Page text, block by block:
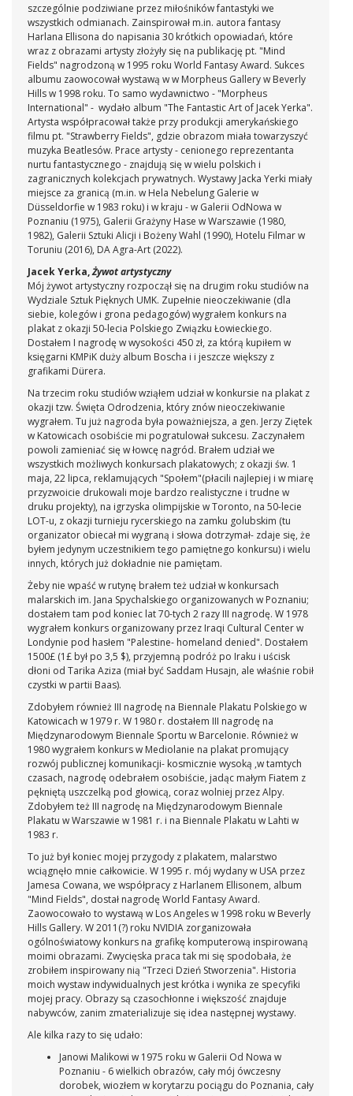
szczególnie podziwiane przez miłośników fantastyki we
wszystkich odmianach. Zainspirował m.in. autora fantasy
Harlana Ellisona do napisania 30 krótkich opowiadań, które
wraz z obrazami artysty złożyły się na publikację pt. "Mind
Fields" nagrodzoną w 1995 roku World Fantasy Award. Sukces
albumu zaowocował wystawą w w Morpheus Gallery w Beverly
Hills w 1998 roku. To samo wydawnictwo - "Morpheus
International" - wydało album "The Fantastic Art of Jacek Yerka".
Artysta współpracował także przy produkcji amerykańskiego
filmu pt. "Strawberry Fields", gdzie obrazom miała towarzyszyć
muzyka Beatlesów. Prace artysty - cenionego reprezentanta
nurtu fantastycznego - znajdują się w wielu polskich i
zagranicznych kolekcjach prywatnych. Wystawy Jacka Yerki miały
miejsce za granicą (m.in. w Hela Nebelung Galerie w
Düsseldorfie w 1983 roku) i w kraju - w Galerii OdNowa w
Poznaniu (1975), Galerii Grażyny Hase w Warszawie (1980,
1982), Galerii Sztuki Alicji i Bożeny Wahl (1990), Hotelu Filmar w
Toruniu (2016), DA Agra-Art (2022).
Jacek Yerka,Żywot artystyczny
Mój żywot artystyczny rozpoczął się na drugim roku studiów na
Wydziale Sztuk Pięknych UMK. Zupełnie nieoczekiwanie (dla
siebie, kolegów i grona pedagogów) wygrałem konkurs na
plakat z okazji 50-lecia Polskiego Związku Łowieckiego.
Dostałem I nagrodę w wysokości 450 zł, za którą kupiłem w
księgarni KMPiK duży album Boscha i i jeszcze większy z
grafikami Dürera.
Na trzecim roku studiów wziąłem udział w konkursie na plakat z
okazji tzw. Święta Odrodzenia, który znów nieoczekiwanie
wygrałem. Tu już nagroda była poważniejsza, a gen. Jerzy Ziętek
w Katowicach osobiście mi pogratulował sukcesu. Zaczynałem
powoli zamieniać się w łowcę nagród. Brałem udział we
wszystkich możliwych konkursach plakatowych; z okazji św. 1
maja, 22 lipca, reklamujących "Społem"(płacili najlepiej i w miarę
przyzwoicie drukowali moje bardzo realistyczne i trudne w
druku projekty), na igrzyska olimpijskie w Toronto, na 50-lecie
LOT-u, z okazji turnieju rycerskiego na zamku golubskim (tu
organizator obiecał mi wygraną i słowa dotrzymał- zdaje się, że
byłem jedynym uczestnikiem tego pamiętnego konkursu) i wielu
innych, których już dokładnie nie pamiętam.
Żeby nie wpaść w rutynę brałem też udział w konkursach
malarskich im. Jana Spychalskiego organizowanych w Poznaniu;
dostałem tam pod koniec lat 70-tych 2 razy III nagrodę. W 1978
wygrałem konkurs organizowany przez Iraqi Cultural Center w
Londynie pod hasłem "Palestine- homeland denied". Dostałem
1500£ (1£ był po 3,5 $), przyjemną podróż po Iraku i uścisk
dłoni od Tarika Aziza (miał być Saddam Husajn, ale właśnie robił
czystki w partii Baas).
Zdobyłem również III nagrodę na Biennale Plakatu Polskiego w
Katowicach w 1979 r. W 1980 r. dostałem III nagrodę na
Międzynarodowym Biennale Sportu w Barcelonie. Również w
1980 wygrałem konkurs w Mediolanie na plakat promujący
rozwój publicznej komunikacji- kosmicznie wysoką ,w tamtych
czasach, nagrodę odebrałem osobiście, jadąc małym Fiatem z
pękniętą uszczelką pod głowicą, coraz wolniej przez Alpy.
Zdobyłem też III nagrodę na Międzynarodowym Biennale
Plakatu w Warszawie w 1981 r. i na Biennale Plakatu w Lahti w
1983 r.
To już był koniec mojej przygody z plakatem, malarstwo
wciągnęło mnie całkowicie. W 1995 r. mój wydany w USA przez
Jamesa Cowana, we współpracy z Harlanem Ellisonem, album
"Mind Fields", dostał nagrodę World Fantasy Award.
Zaowocowało to wystawą w Los Angeles w 1998 roku w Beverly
Hills Gallery. W 2011(?) roku NVIDIA zorganizowała
ogólnoświatowy konkurs na grafikę komputerową inspirowaną
moimi obrazami. Zwycięska praca tak mi się spodobała, że
zrobiłem inspirowany nią "Trzeci Dzień Stworzenia". Historia
moich wystaw indywidualnych jest krótka i wynika ze specyfiki
mojej pracy. Obrazy są czasochłonne i większość znajduje
nabywców, zanim zmaterializuje się idea następnej wystawy.
Ale kilka razy to się udało:
Janowi Malikowi w 1975 roku w Galerii Od Nowa w
Poznaniu - 6 wielkich obrazów, cały mój ówczesny
dorobek, wiozłem w korytarzu pociągu do Poznania, cały